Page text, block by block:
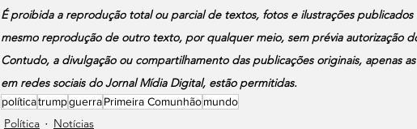
É proibida a reprodução total ou parcial de textos, fotos e ilustrações
mesmo reprodução de outro texto, por qualquer meio, sem prévia autorização
Contudo, a divulgação ou compartilhamento das publicações originais, apenas
em redes sociais do Jornal Mídia Digital, estão permitidas.
políticatrumpguerraPrimeira Comunhãomundo
Política Notícias